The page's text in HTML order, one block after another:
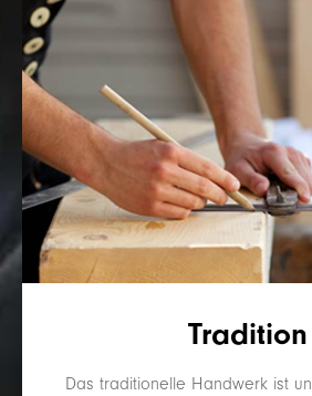
Tradition
Das traditionelle Handwerk ist